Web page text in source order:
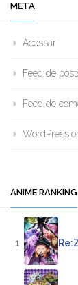
META
Acessar
Feed de
Feed de
ANIME RANKING
1